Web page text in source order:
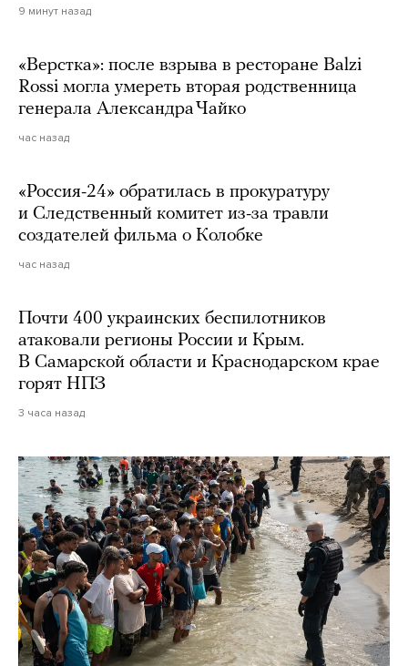
9 минут назад
«Верстка»: после взрыва в ресторане Balzi
Rossi могла умереть вторая родственница
генерала Александра Чайко
час назад
«Россия-24» обратилась в прокуратуру
и Следственный комитет из-за травли
создателей фильма о Колобке
час назад
Почти 400 украинских беспилотников
атаковали регионы России и Крым.
В Самарской области и Краснодарском крае
горят НПЗ
3 часа назад